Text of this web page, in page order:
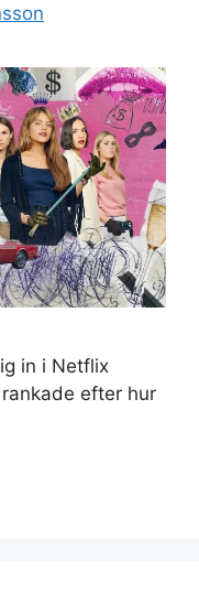
in i Netflix
efter hur